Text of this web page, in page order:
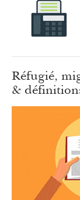
Réfugié,
&